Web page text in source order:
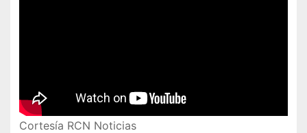
Cortesía RCN Noticias